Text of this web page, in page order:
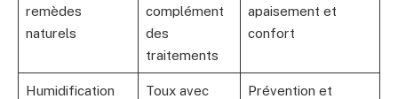
remèdes
naturels
complément
des
traitements
apaisement et
confort
Humidification
Toux avec
Prévention et